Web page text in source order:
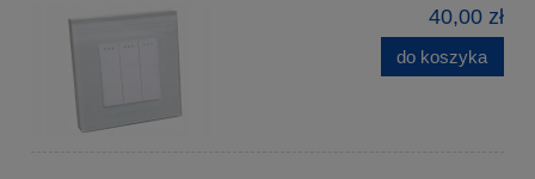
40,00 zł
do koszyka